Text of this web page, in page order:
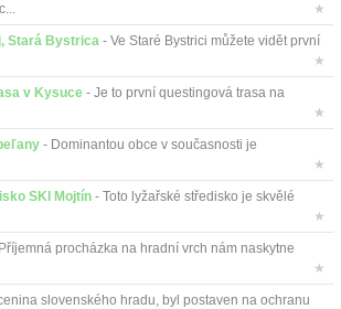
★
Stará Bystrica - Ve Staré Bystrici můžete vidět první
★
v Kysuce - Je to první questingová trasa na
★
- Dominantou obce v současnosti je
★
SKI Mojtín - Toto lyžařské středisko je skvělé
★
procházka na hradní vrch nám naskytne
★
slovenského hradu, byl postaven na ochranu